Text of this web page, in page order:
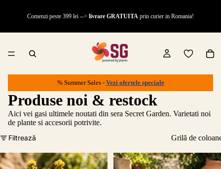
Comenzi peste 399 lei --> livrare GRATUITA prin curier in Romania!
% Summer Sales - Vezi ofertele speciale
Produse noi & restock
Aici vei gasi ultimele noutati din sera Secret Garden. Varietati noi
de plante si accesorii potrivite.
Filtrează
Grilă de